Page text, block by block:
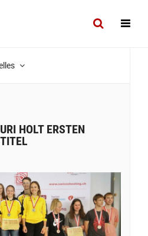
HOLT ERSTEN